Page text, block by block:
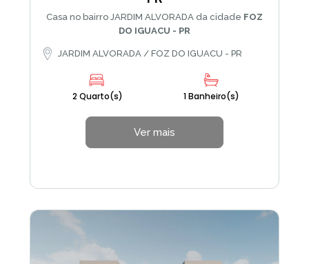
Casa no bairro JARDIM ALVORADA da cidade FOZ
DO IGUACU - PR
JARDIM ALVORADA / FOZ DO IGUACU - PR
2 Quarto(s) 1 Banheiro(s)
Ver mais